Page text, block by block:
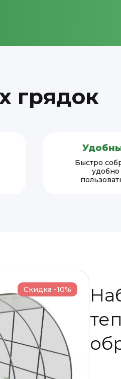
грядок
Быстро
удобно
Скидка -10%